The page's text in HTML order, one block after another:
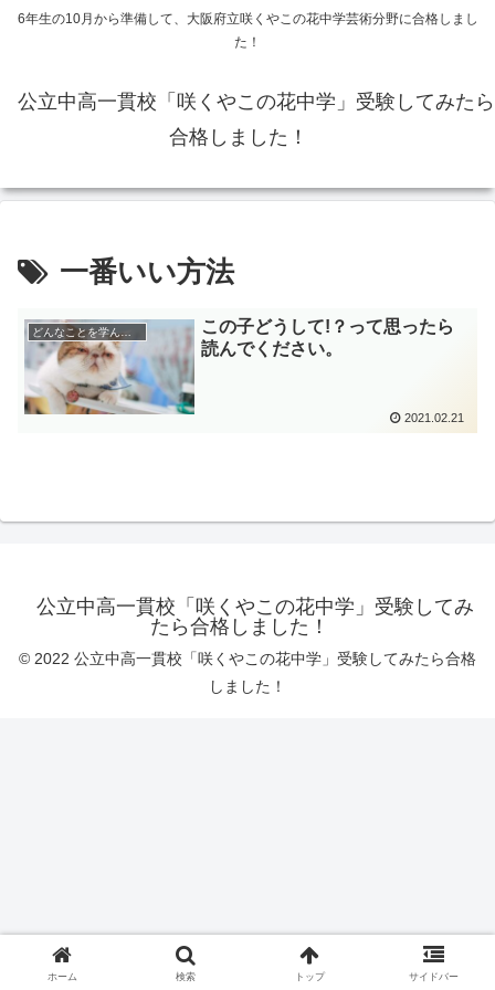
6年生の10月から準備して、大阪府立咲くやこの花中学芸術分野に合格しまし
た！
公立中高一貫校「咲くやこの花中学」受験してみたら
合格しました！
一番いい方法
この子どうして!？って思ったら
読んでください。
2021.02.21
公立中高一貫校「咲くやこの花中学」受験してみ
たら合格しました！
© 2022 公立中高一貫校「咲くやこの花中学」受験してみたら合格
しました！
ホーム 検索 トップ サイドバー